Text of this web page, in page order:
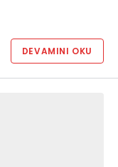
DEVAMINI OKU